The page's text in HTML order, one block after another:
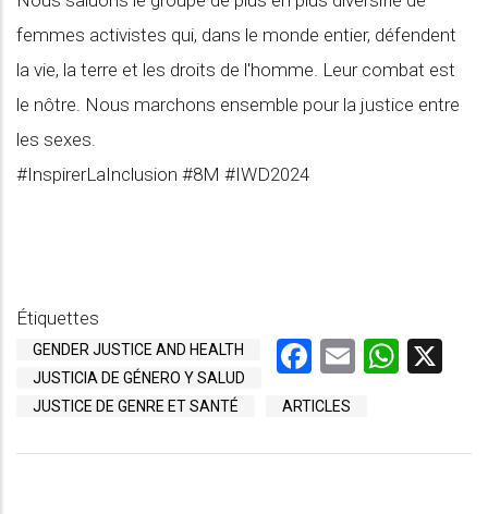
femmes activistes qui, dans le monde entier, défendent
la vie, la terre et les droits de l'homme. Leur combat est
le nôtre. Nous marchons ensemble pour la justice entre
les sexes.
#InspirerLaInclusion #8M #IWD2024
Étiquettes
GENDER JUSTICE AND HEALTH
JUSTICIA DE GÉNERO Y SALUD
JUSTICE DE GENRE ET SANTÉ
ARTICLES
Facebook
Email